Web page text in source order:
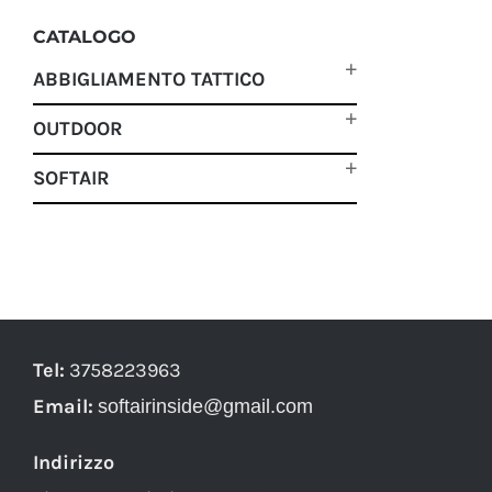
CATALOGO
ABBIGLIAMENTO TATTICO
OUTDOOR
SOFTAIR
Tel: 3758223963
Email: softairinside@gmail.com
Indirizzo